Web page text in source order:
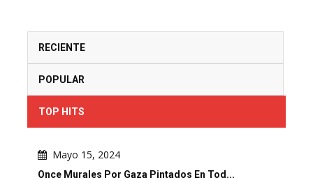
RECIENTE
POPULAR
TOP HITS
Mayo 15, 2024
Once Murales Por Gaza Pintados En Tod...